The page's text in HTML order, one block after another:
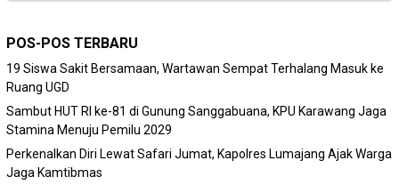
POS-POS TERBARU
19 Siswa Sakit Bersamaan, Wartawan Sempat Terhalang Masuk ke
Ruang UGD
Sambut HUT RI ke-81 di Gunung Sanggabuana, KPU Karawang Jaga
Stamina Menuju Pemilu 2029
Perkenalkan Diri Lewat Safari Jumat, Kapolres Lumajang Ajak Warga
Jaga Kamtibmas